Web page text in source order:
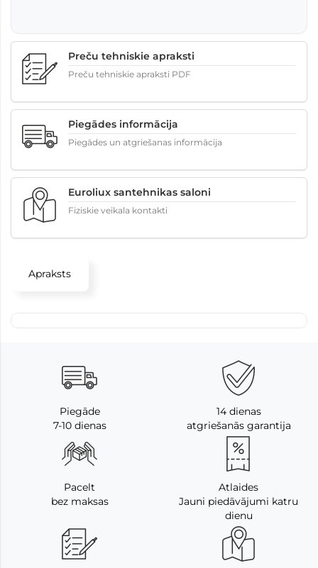
Preču tehniskie apraksti
Preču tehniskie apraksti PDF
Piegādes informācija
Piegādes un atgriešanas informācija
Euroliux santehnikas saloni
Fiziskie veikala kontakti
Apraksts
Piegāde
7-10 dienas
14 dienas
atgriešanās garantija
Pacelt
bez maksas
Atlaides
Jauni piedāvājumi katru
dienu